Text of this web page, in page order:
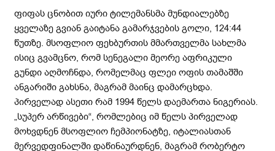
ფიფას ცნობით იური ტილემანსმა მუნდიალებზე
ყველაზე გვიან გაიტანა გამარჯვების გოლი, 124:44
წუთზე. მსოფლიო ფეხბურთის მმართველმა სახლმა
ისიც გვამცნო, რომ სენეგალი მეორე აფრიკული
გუნდი აღმოჩნდა, რომელმაც ფლეი ოფის თამაშში
ანგარიში გახსნა, მაგრამ მაინც დამარცხდა.
პირველად ასეთი რამ 1994 წელს დაემართა ნიგერიას.
„სუპერ არწივები“, რომლებიც იმ წელს პირველად
მოხვდნენ მსოფლიო ჩემპიონატზე, იტალიასთან
მერვედფინალში დაწინაურდნენ, მაგრამ რობერტო